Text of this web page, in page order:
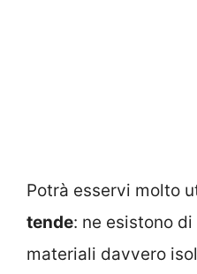
Potrà esservi molto
tende: ne esistono
materiali davvero